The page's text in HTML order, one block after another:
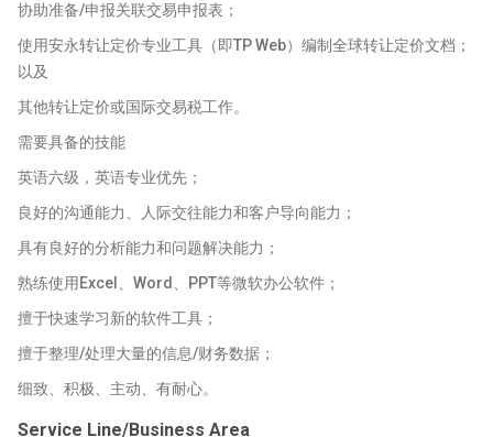
协助准备/申报关联交易申报表；
使用安永转让定价专业工具（即TP Web）编制全球转让定价文档；
以及
其他转让定价或国际交易税工作。
需要具备的技能
英语六级，英语专业优先；
良好的沟通能力、人际交往能力和客户导向能力；
具有良好的分析能力和问题解决能力；
熟练使用Excel、Word、PPT等微软办公软件；
擅于快速学习新的软件工具；
擅于整理/处理大量的信息/财务数据；
细致、积极、主动、有耐心。
Service Line/Business Area